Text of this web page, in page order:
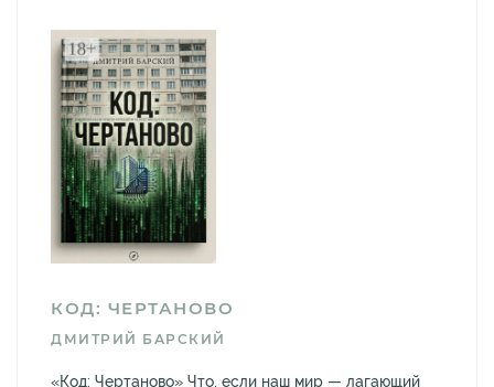
КОД: ЧЕРТАНОВО
ДМИТРИЙ БАРСКИЙ
«Код: Чертаново» Что, если наш мир — лагающий